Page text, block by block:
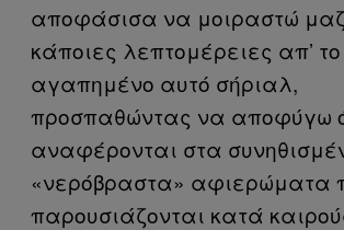
αποφάσισα να μοιραστώ
κάποιες λεπτομέρειες απ’ το
αγαπημένο αυτό σήριαλ,
προσπαθώντας να αποφύγω
αναφέρονται στα
«νερόβραστα» αφιερώματα
παρουσιάζονται κατά